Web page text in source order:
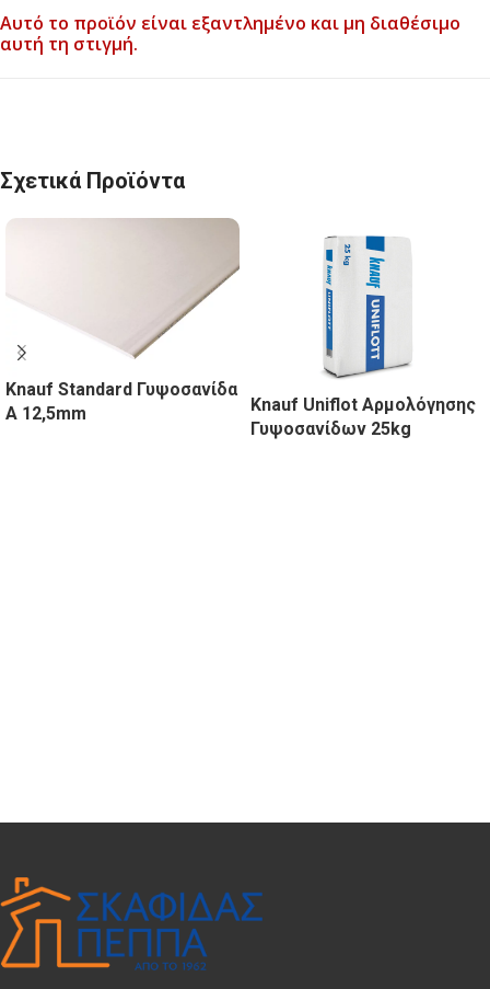
Αυτό το προϊόν είναι εξαντλημένο και μη διαθέσιμο
αυτή τη στιγμή.
Σχετικά Προϊόντα
Knauf Standard Γυψοσανίδα
Α 12,5mm
Knauf Uniflot Αρμολόγησης
Γυψοσανίδων 25kg